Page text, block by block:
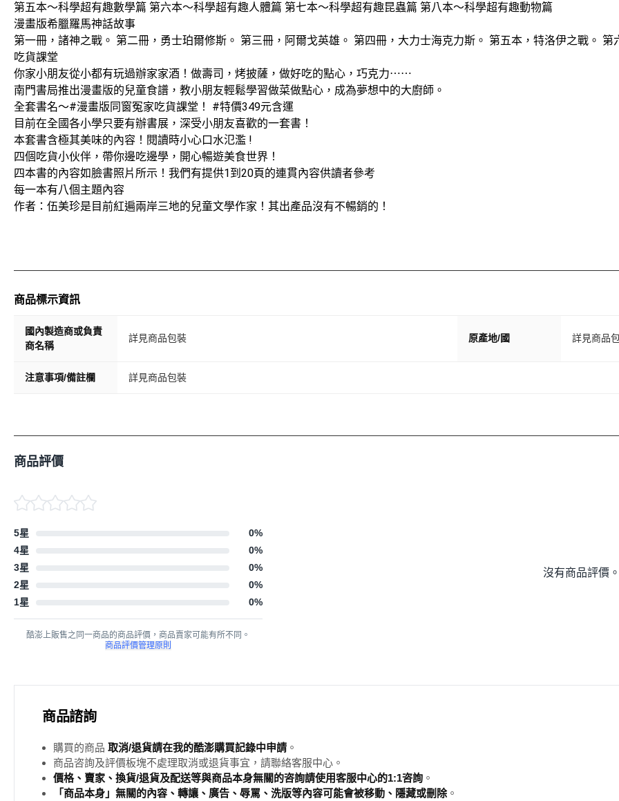
第五本～科學超有趣數學篇 第六本～科學超有趣人體篇 第七本～科學超有趣昆蟲篇 第八本～科學超有趣動物篇
漫畫版希臘羅馬神話故事
第一冊，諸神之戰。 第二冊，勇士珀爾修斯。 第三冊，阿爾戈英雄。 第四冊，大力士海克力斯。 第五本，特洛伊之戰。
吃貨課堂
你家小朋友從小都有玩過辦家家酒！做壽司，烤披薩，做好吃的點心，巧克力⋯⋯
南門書局推出漫畫版的兒童食譜，教小朋友輕鬆學習做菜做點心，成為夢想中的大廚師。
全套書名～#漫畫版同窗冤家吃貨課堂！ #特價349元含運
目前在全國各小學只要有辦書展，深受小朋友喜歡的一套書！
本套書含極其美味的內容！閱讀時小心口水氾濫 !
四個吃貨小伙伴，帶你邊吃邊學，開心暢遊美食世界！
四本書的內容如臉書照片所示！我們有提供1到20頁的連貫內容供讀者參考
每一本有八個主題內容
作者：伍美珍是目前紅遍兩岸三地的兒童文學作家！其出產品沒有不暢銷的！
商品標示資訊
國內製造商或負責
商名稱
詳見商品包裝 原產地/國 詳見商品
注意事項/備註欄 詳見商品包裝
商品評價
5星 0%
4星
0%
3星
0%
2星
0%
1星
0%
酷澎上販售之同一商品的商品評價，商品賣家可能有所不同。
商品評價管理原則
沒有商品評價
商品諮詢
購買的商品 取消/退貨請在我的酷澎購買記錄中申請 。
商品咨詢及評價板塊不處理取消或退貨事宜，請聯絡客服中心。
價格、賣家、換貨/退貨及配送等與商品本身無關的咨詢請使用客服中心的1:1咨詢 。
「商品本身」無關的內容、轉讓、廣告、辱罵、洗版等內容可能會被移動、隱藏或刪除。